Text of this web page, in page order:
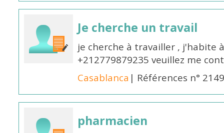
Je cherche un travail
je cherche à travailler , j'habite
+212779879235 veuillez me
Casablanca | Références n°
pharmacien